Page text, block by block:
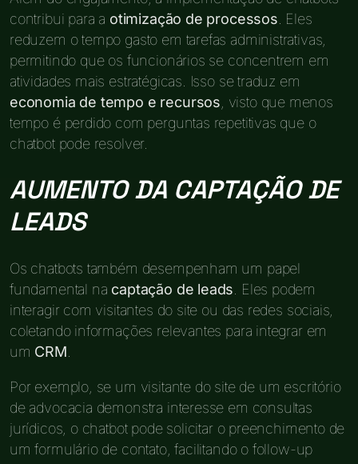
contribui para a otimização de processos . Eles
reduzem o tempo gasto em tarefas administrativas,
permitindo que os funcionários se concentrem em
atividades mais estratégicas. Isso se traduz em
economia de tempo e recursos , visto que menos
tempo é perdido com perguntas repetitivas que o
chatbot pode resolver.
AUMENTO DA CAPTAÇÃO DE
LEADS
Os chatbots também desempenham um papel
fundamental na captação de leads . Eles podem
interagir com visitantes do site ou das redes sociais,
coletando informações relevantes para integrar em
um CRM
Por exemplo, se um visitante do site de um escritório
de advocacia demonstra interesse em consultas
jurídicos, o chatbot pode solicitar o preenchimento de
um formulário de contato, facilitando o follow-up